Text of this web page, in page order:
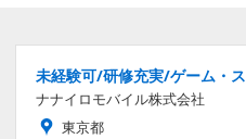
未経験可/研修充実/ゲーム・
ナナイロモバイル株式会社
東京都